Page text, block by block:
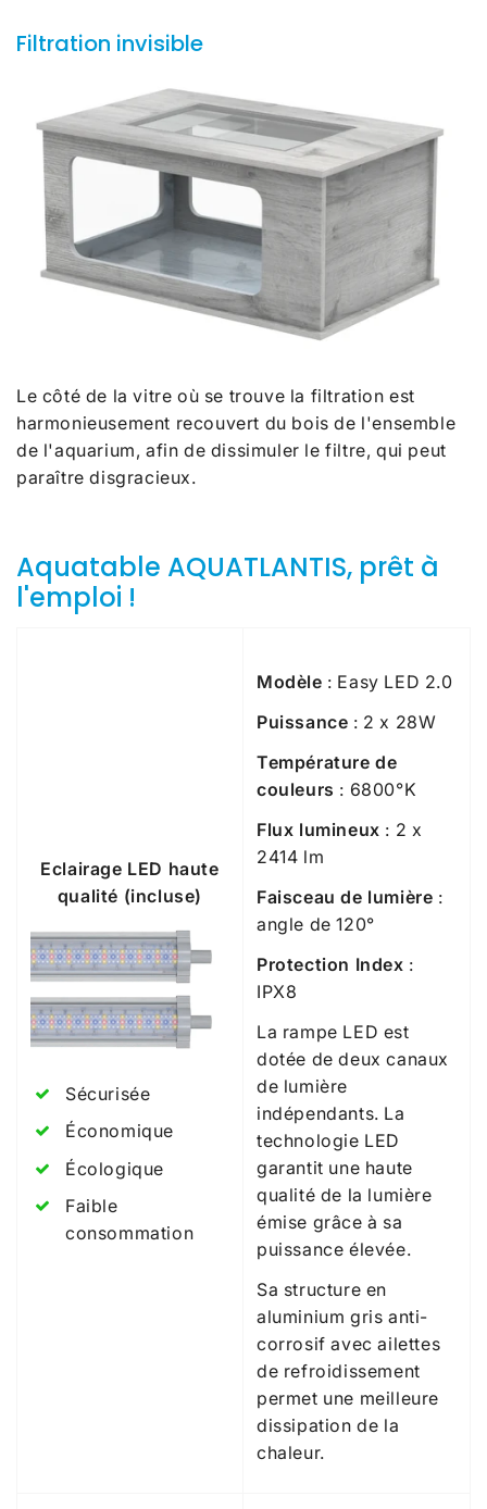
Filtration invisible
Le côté de la vitre où se trouve la filtration est
harmonieusement recouvert du bois de l'ensemble
de l'aquarium, afin de dissimuler le filtre, qui peut
paraître disgracieux.
Aquatable AQUATLANTIS, prêt à
l'emploi !
Eclairage LED haute
qualité (incluse)
Sécurisée
Économique
Écologique
Faible
consommation
Modèle : Easy LED 2.0
Puissance : 2 x 28W
Température de
couleurs : 6800°K
Flux lumineux : 2 x
2414 lm
Faisceau de lumière :
angle de 120°
Protection Index :
IPX8
La rampe LED est
dotée de deux canaux
de lumière
indépendants. La
technologie LED
garantit une haute
qualité de la lumière
émise grâce à sa
puissance élevée.
Sa structure en
aluminium gris anti-
corrosif avec ailettes
de refroidissement
permet une meilleure
dissipation de la
chaleur.